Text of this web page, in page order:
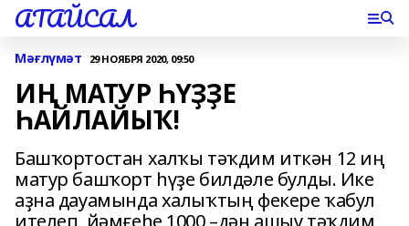
АТАЙСАЛ
Мәғлүмәт 29 НОЯБРЯ 2020, 09:50
ИҢ МАТУР ҺҮҘҘЕ
ҺАЙЛАЙЫҠ!
Башҡортостан халҡы тәҡдим иткән 12 иң
матур башҡорт һүҙе билдәле булды. Ике
аҙна дауамында халыҡтың фекере ҡабул
ителеп, йәмғеһе 1000 –дән ашыу тәҡдим